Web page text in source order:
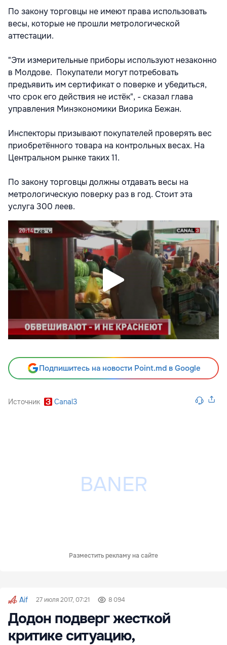
По закону торговцы не имеют права использовать
весы, которые не прошли метрологической
аттестации.
"Эти измерительные приборы используют незаконно
в Молдове. Покупатели могут потребовать
предъявить им сертификат о поверке и убедиться,
что срок его действия не истёк", - сказал глава
управления Минэкономики Виорика Бежан.
Инспекторы призывают покупателей проверять вес
приобретённого товара на контрольных весах. На
Центральном рынке таких 11.
По закону торговцы должны отдавать весы на
метрологическую поверку раз в год. Стоит эта
услуга 300 леев.
Подпишитесь на новости Point.md в Google
Источник Canal3
Разместить рекламу на сайте
Aif 27 июля 2017, 07:21 8 094
Додон подверг жесткой
критике ситуацию,